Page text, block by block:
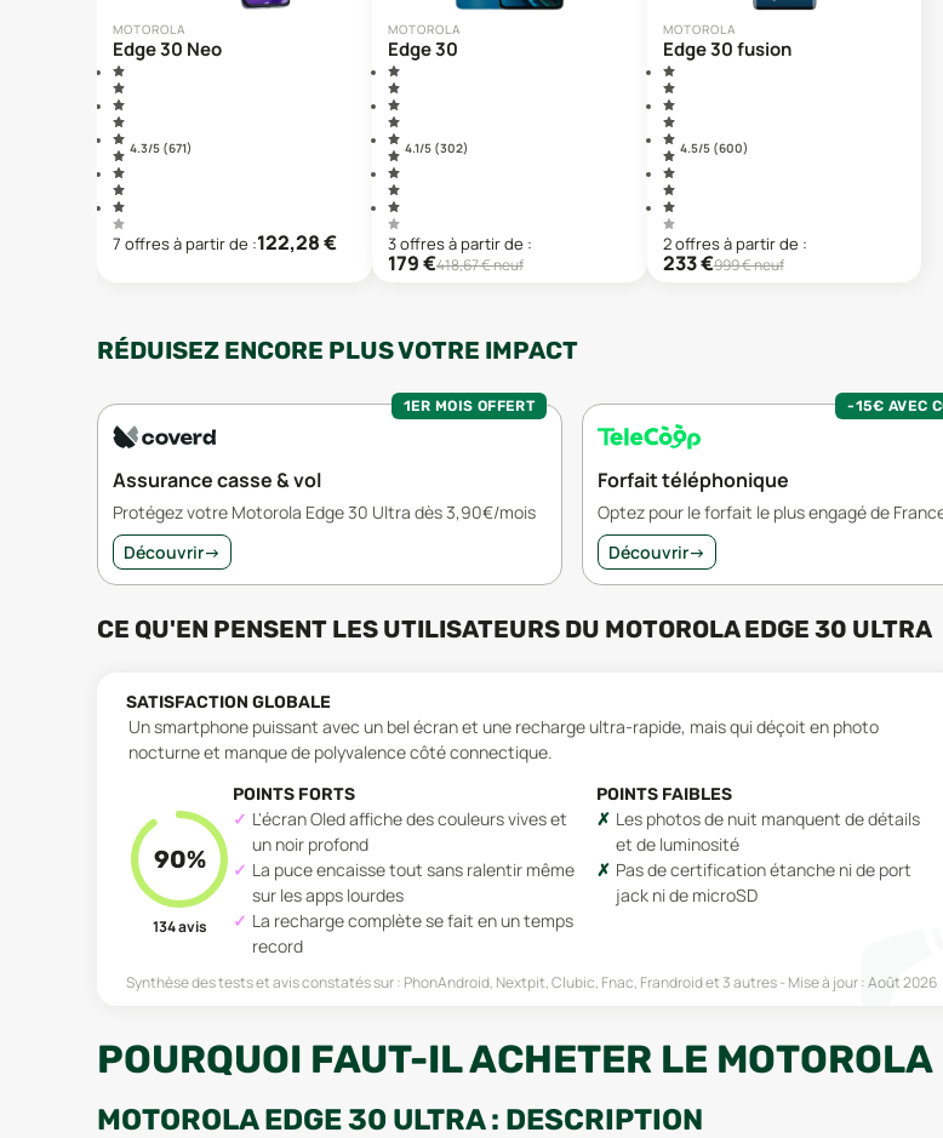
MOTOROLA
Edge 30 Neo
4.3/5 (671)
7 offresà partir de :122,28€
MOTOROLA
Edge 30
4.1/5 (302)
3offresà partir de :
179€418,67€ neuf
MOTOROLA
Edge 30 fusion
4.5/5 (600)
2offresà partir de :
233€999€ neuf
RÉDUISEZ ENCORE PLUS VOTRE IMPACT
1ER MOIS OFFERT
Assurance casse & vol
Protégez votre Motorola Edge 30 Ultra dès 3,90€/mois
Découvrir→
-15€ AVEC
Forfait téléphonique
Optez pour le forfait le plus engagé de
Découvrir→
CE QU'EN PENSENT LES UTILISATEURS DU MOTOROLA EDGE 30 ULTRA
SATISFACTION GLOBALE
Un smartphone puissant avec un bel écran et une recharge ultra-rapide, mais qui déçoit en photo
nocturne et manque de polyvalence côté connectique.
90%
134avis
POINTS FORTS
L'écran Oled affiche des couleurs vives et
un noir profond
La puce encaisse tout sans ralentir même
sur les apps lourdes
La recharge complète se fait en un temps
record
POINTS FAIBLES
Les photos de nuit manquent de détails
et de luminosité
Pas de certification étanche ni de port
jack ni de microSD
Synthèse des tests et avis constatés sur : PhonAndroid, Nextpit, Clubic, Fnac, Frandroidet 3 autres Mise à jour :Août 2026
POURQUOI FAUT-IL ACHETER LE
MOTOROLA EDGE 30 ULTRA : DESCRIPTION